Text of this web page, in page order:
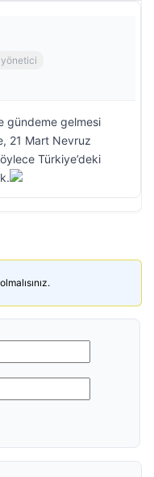
gündeme gelmesi
21 Mart Nevruz
Türkiye’deki